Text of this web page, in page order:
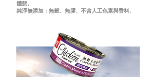
體態。
純淨無添加：無穀、無膠、不含人工色素與香料。